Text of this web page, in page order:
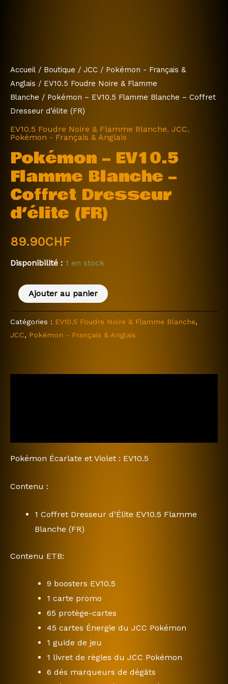
Accueil / Boutique / JCC / Pokémon - Français &
Anglais / EV10.5 Foudre Noire & Flamme
Blanche / Pokémon – EV10.5 Flamme Blanche – Coffret
Dresseur d’élite (FR)
EV10.5 Foudre Noire & Flamme Blanche, JCC,
Pokémon - Français & Anglais
Pokémon – EV10.5
Flamme Blanche –
Coffret Dresseur
d’élite (FR)
89.90CHF
Disponibilité : 1 en stock
Ajouter au panier
Catégories : EV10.5 Foudre Noire & Flamme Blanche,
JCC, Pokémon - Français & Anglais
Pokémon Écarlate et Violet : EV10.5
Contenu :
1 Coffret Dresseur d’Élite EV10.5 Flamme
Blanche (FR)
Contenu ETB:
9 boosters EV10.5
1 carte promo
65 protège-cartes
45 cartes Énergie du JCC Pokémon
1 guide de jeu
1 livret de règles du JCC Pokémon
6 dés marqueurs de dégâts